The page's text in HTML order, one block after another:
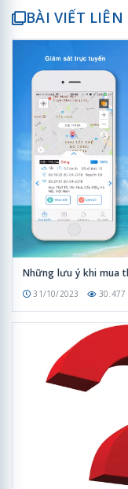
BÀI VIẾT LIÊN
Những lưu ý khi mua
31/10/2023